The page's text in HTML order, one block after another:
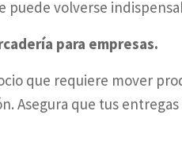
puede volverse
para empresas.
que requiere mover
Asegura que tus